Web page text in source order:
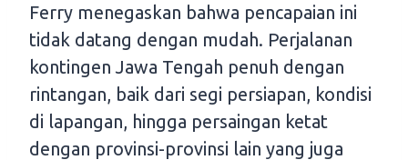
Ferry menegaskan bahwa pencapaian ini
tidak datang dengan mudah. Perjalanan
kontingen Jawa Tengah penuh dengan
rintangan, baik dari segi persiapan, kondisi
di lapangan, hingga persaingan ketat
dengan provinsi-provinsi lain yang juga